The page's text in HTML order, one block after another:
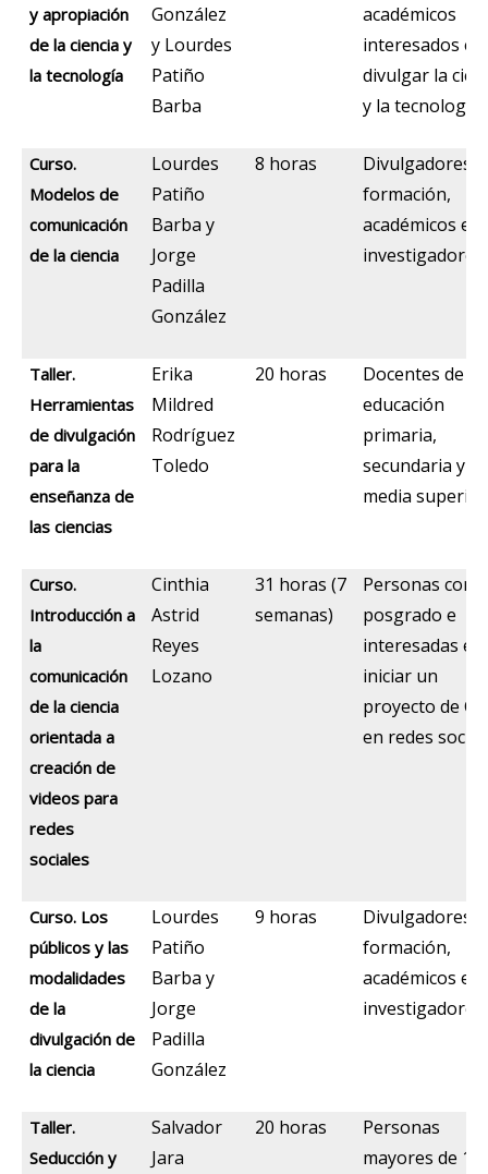
y apropiación
de la ciencia y
la tecnología
González
y Lourdes
Patiño
Barba
académicos
interesados en
divulgar la
y la tecnología
Curso.
Modelos de
comunicación
de la ciencia
Lourdes
Patiño
Barba y
Jorge
Padilla
González
8 horas
Divulgadores
formación,
académicos e
investigadores
Taller.
Herramientas
de divulgación
para la
enseñanza de
las ciencias
Erika
Mildred
Rodríguez
Toledo
20 horas
Docentes de
educación
primaria,
secundaria y
media superior
Curso.
Introducción a
la
comunicación
de la ciencia
orientada a
creación de
videos para
redes
sociales
Cinthia
Astrid
Reyes
Lozano
31 horas (7
semanas)
Personas con
posgrado e
interesadas en
iniciar un
proyecto de
en redes
Curso. Los
públicos y las
modalidades
de la
divulgación de
la ciencia
Lourdes
Patiño
Barba y
Jorge
Padilla
González
9 horas
Divulgadores
formación,
académicos e
investigadores
Taller.
Seducción y
Salvador
Jara
20 horas
Personas
mayores de 18